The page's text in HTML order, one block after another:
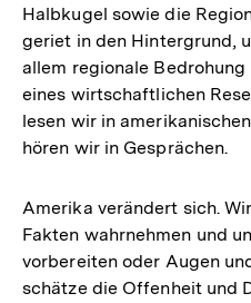
Halbkugel sowie die
geriet in den Hintergrund,
allem regionale
eines wirtschaftlichen
lesen wir in
hören wir in Gesprächen.
Amerika verändert sich.
Fakten wahrnehmen und
vorbereiten oder Augen
schätze die Offenheit und